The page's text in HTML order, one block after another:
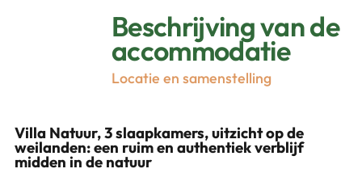
Beschrijving van de
accommodatie
Locatie en samenstelling
Villa Natuur, 3 slaapkamers, uitzicht op de
weilanden: een ruim en authentiek verblijf
midden in de natuur